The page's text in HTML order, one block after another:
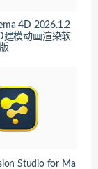
4D 2026.1.2
建模动画渲染软
Studio for Ma